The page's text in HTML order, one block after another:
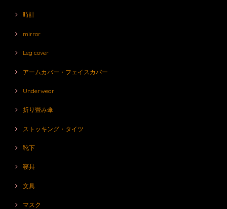
時計
mirror
Leg cover
アームカバー・フェイスカバー
Underwear
折り畳み傘
ストッキング・タイツ
靴下
寝具
文具
マスク